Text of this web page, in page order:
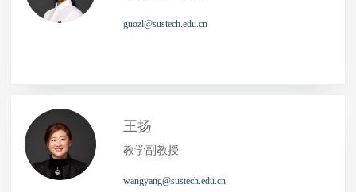
guozl@sustech.edu.cn
王扬
教学副教授
wangyang@sustech.edu.cn